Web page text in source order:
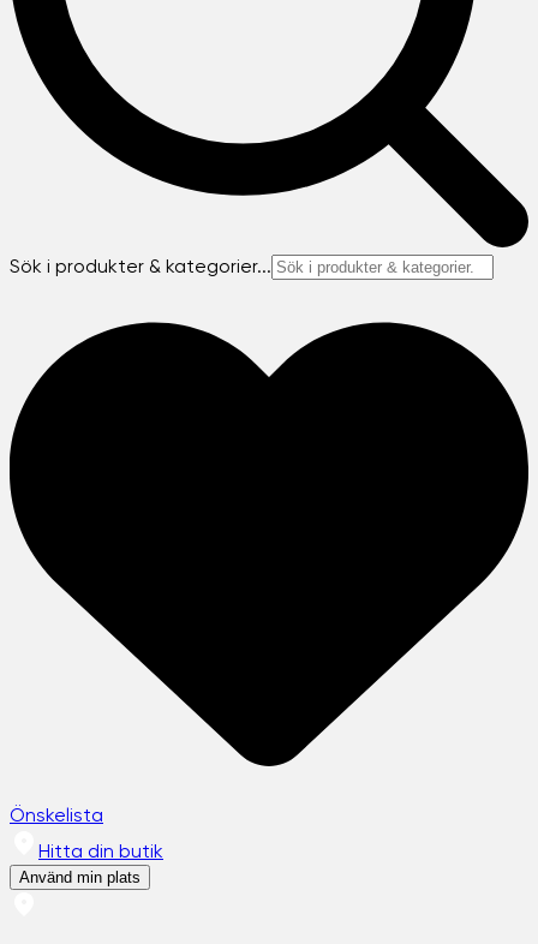
Sök i produkter & kategorier...
Önskelista
Hitta din butik
Använd min plats